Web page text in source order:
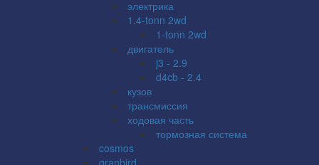
электрика
1.4-tonn 2wd
1-tonn 2wd
двигатель
j3 - 2.9
d4cb - 2.4
кузов
трансмиссия
ходовая часть
тормозная система
cosmos
granbird